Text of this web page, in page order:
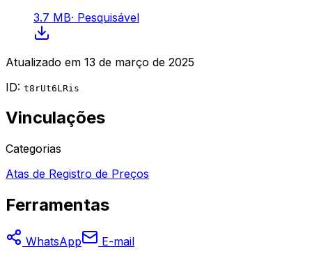
3.7 MB· Pesquisável
Atualizado em 13 de março de 2025
ID: t8rUt6LRis
Vinculações
Categorias
Atas de Registro de Preços
Ferramentas
WhatsApp
E-mail